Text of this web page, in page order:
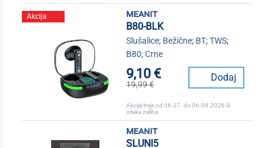
Akcija
meanit
B80-BLK
Slušalice; Bežične; BT; TWS;
B80; Crne
9,10 €
19,99 €
Dodaj
Akcija traje od 06.07. do 06.09.2026 ili
isteka zaliha
meanit
SLUNI5